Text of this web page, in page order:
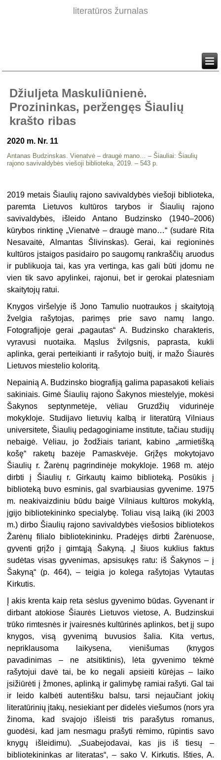
literatūros žurnalas
Džiuljeta Maskuliūnienė.
Prozininkas, peržengęs Šiaulių
krašto ribas
2020 m. Nr. 11
Antanas Budzinskas. Vienatvė – draugė mano… – Šiauliai: Šiaulių
rajono savivaldybės viešoji biblioteka, 2019. – 543 p.
2019 metais Šiaulių rajono savivaldybės viešoji biblioteka,
paremta Lietuvos kultūros tarybos ir Šiaulių rajono
savivaldybės, išleido Antano Budzinsko (1940–2006)
kūrybos rinktinę „Vienatvė – draugė mano…“ (sudarė Rita
Nesavaitė, Almantas Šlivinskas). Gerai, kai regioninės
kultūros įstaigos pasidairo po saugomų rankraščių aruodus
ir publikuoja tai, kas yra vertinga, kas gali būti įdomu ne
vien tik savo apylinkei, rajonui, bet ir gerokai platesniam
skaitytojų ratui.
Knygos viršelyje iš Jono Tamulio nuotraukos į skaitytoją
žvelgia rašytojas, parimęs prie savo namų lango.
Fotografijoje gerai „pagautas“ A. Budzinsko charakteris,
vyravusi nuotaika. Mąslus žvilgsnis, paprasta, kukli
aplinka, gerai perteikianti ir rašytojo buitį, ir mažo Šiaurės
Lietuvos miestelio koloritą.
Nepainią A. Budzinsko biografiją galima papasakoti keliais
sakiniais. Gimė Šiaulių rajono Šakynos miestelyje, mokėsi
Šakynos septynmetėje, vėliau Gruzdžių vidurinėje
mokykloje. Studijavo lietuvių kalbą ir literatūrą Vilniaus
universitete, Šiaulių pedagoginiame institute, tačiau studijų
nebaigė. Vėliau, jo žodžiais tariant, kabino „armietišką
košę“ raketų bazėje Pamaskvėje. Grįžęs mokytojavo
Šiaulių r. Žarėnų pagrindinėje mokykloje. 1968 m. atėjo
dirbti į Šiaulių r. Girkautų kaimo biblioteką. Posūkis į
biblioteką buvo esminis, gal svarbiausias gyvenime. 1975
m. neakivaizdiniu būdu baigė Vilniaus kultūros mokyklą,
įgijo bibliotekininko specialybę. Toliau visą laiką (iki 2003
m.) dirbo Šiaulių rajono savivaldybės viešosios bibliotekos
Žarėnų filialo bibliotekininku. Pradėjęs dirbti Žarėnuose,
gyventi grįžo į gimtąją Šakyną. „Į šiuos kuklius faktus
sudėtas visas gyvenimas, apsisukęs ratu: iš Šakynos – į
Šakyną“ (p. 464), – teigia jo kolega rašytojas Vytautas
Kirkutis.
Į akis krenta kaip reta sėslus gyvenimo būdas. Gyvenant ir
dirbant atokiose Šiaurės Lietuvos vietose, A. Budzinskui
trūko rimtesnės ir įvairesnės kultūrinės aplinkos, bet jį supo
knygos, visą gyvenimą buvusios šalia. Kita vertus,
nepriklausoma laikysena, vienišumas (knygos
pavadinimas – ne atsitiktinis), lėta gyvenimo tėkmė
rašytojui davė tai, be ko negali apsieiti kūrėjas – laiko
įsižiūrėti į žmones, aplinką ir galimybę ramiai rašyti. Gal tai
ir leido kalbėti autentišku balsu, tarsi nejaučiant jokių
literatūrinių įtakų, nesiekiant per didelės viešumos (nors yra
žinoma, kad svajojo išleisti tris parašytus romanus,
guodėsi,
kad jam nesmagu prašyti rėmimo, rūpintis savo
knygų išleidimu). „Suabejodavai, kas jis iš tiesų –
bibliotekininkas ar literatas“, – sako V. Kirkutis. Išties, A.